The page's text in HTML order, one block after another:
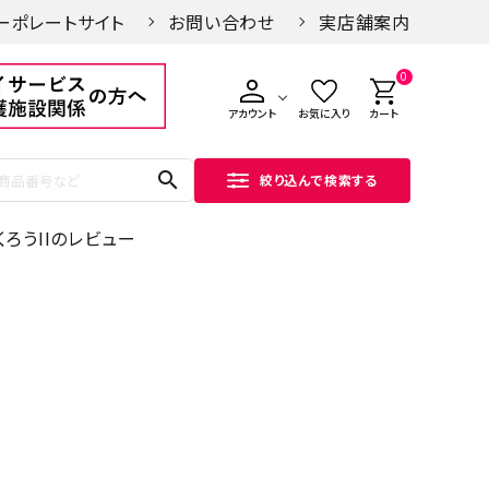
ポレートサイト お問い合わせ 実店舗案内
アカウント お気に入り
0
カート
search 絞り込んで検索する
ろうIIのレビュー